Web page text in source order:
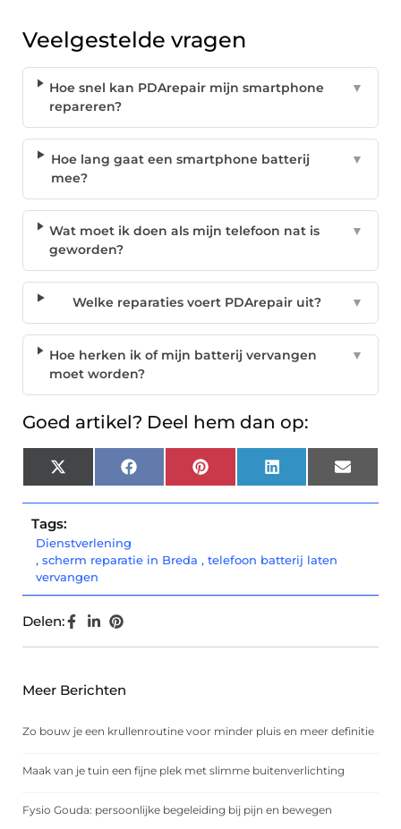
Veelgestelde vragen
Hoe snel kan PDArepair mijn smartphone
repareren?
▼
Hoe lang gaat een smartphone batterij
mee?
▼
Wat moet ik doen als mijn telefoon nat is
geworden?
▼
Welke reparaties voert PDArepair uit? ▼
Hoe herken ik of mijn batterij vervangen
moet worden?
▼
Goed artikel? Deel hem dan op:
X
(Twitter)
Facebook Pinterest LinkedIn Email
Tags:
Dienstverlening
, scherm reparatie in Breda , telefoon batterij laten
vervangen
Delen:
Meer Berichten
Zo bouw je een krullenroutine voor minder pluis en meer definitie
Maak van je tuin een fijne plek met slimme buitenverlichting
Fysio Gouda: persoonlijke begeleiding bij pijn en bewegen